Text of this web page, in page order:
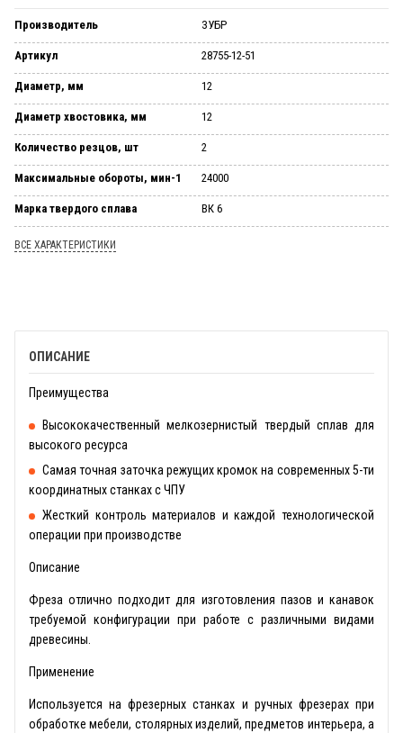
Производитель ЗУБР
Артикул 28755-12-51
Диаметр, мм 12
Диаметр хвостовика, мм 12
Количество резцов, шт 2
Максимальные обороты, мин-1 24000
Марка твердого сплава ВК 6
ВСЕ ХАРАКТЕРИСТИКИ
ОПИСАНИЕ
Преимущества
Высококачественный мелкозернистый твердый сплав для
высокого ресурса
Самая точная заточка режущих кромок на современных 5-ти
координатных станках с ЧПУ
Жесткий контроль материалов и каждой технологической
операции при производстве
Описание
Фреза отлично подходит для изготовления пазов и канавок
требуемой конфигурации при работе с различными видами
древесины.
Применение
Используется на фрезерных станках и ручных фрезерах при
обработке мебели, столярных изделий, предметов интерьера, а